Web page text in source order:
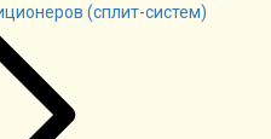
(сплит-систем)